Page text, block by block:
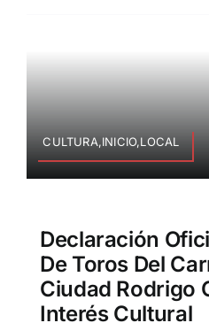
CULTURA,INICIO,LOCAL
Declaración
De Toros Del
Ciudad Rodrigo
Interés Cultural